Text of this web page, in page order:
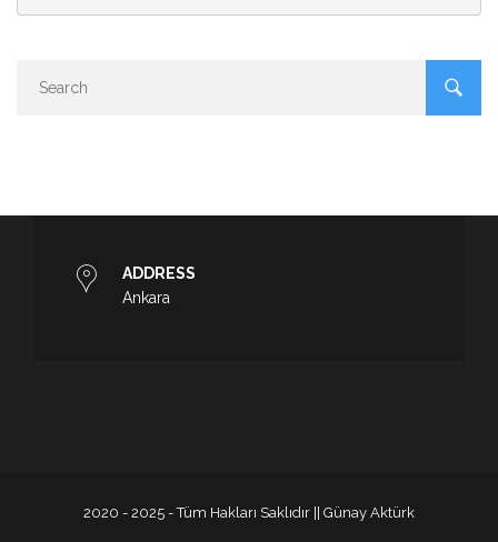
ADDRESS
Ankara
2020 - 2025 - Tüm Hakları Saklıdır || Günay Aktürk